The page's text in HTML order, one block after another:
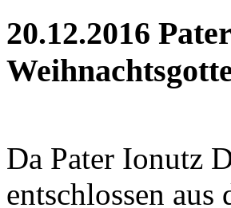
20.12.2016
Da Pater Ionutz
entschlossen